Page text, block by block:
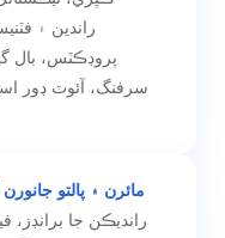
راندين ۽
پروڊڪٽس، بال
سرفنگ، آئوٽ ڊور
مائرن ۽ پالتو
رانديڪن جا برانڊز،